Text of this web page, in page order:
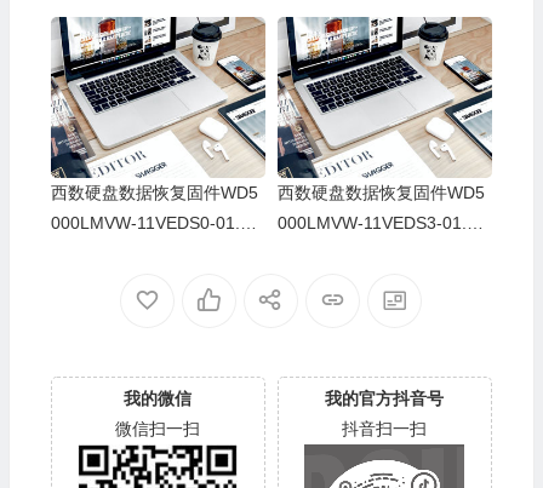
01-WD-WX31A745JCAA-00
060042
A01-WD-WX11A2366431-0
005000T
西数硬盘数据恢复固件WD5
000LMVW-11VEDS0-01.01
西数硬盘数据恢复固件WD5
000LMVW-11VEDS3-01.01
我的微信
微信扫一扫
我的官方抖音号
抖音扫一扫